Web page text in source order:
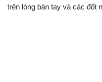
trên lòng bàn tay và các đốt